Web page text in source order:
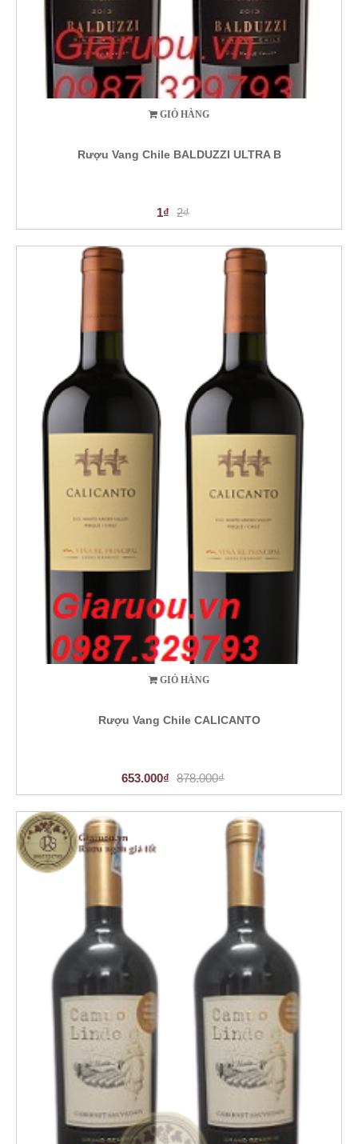
GIỎ HÀNG
Rượu Vang Chile BALDUZZI ULTRA B
1₫ 2₫
GIỎ HÀNG
Rượu Vang Chile CALICANTO
653.000₫ 878.000₫